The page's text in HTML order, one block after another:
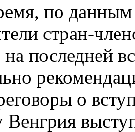
по
стран-
последней
о
Венгрия